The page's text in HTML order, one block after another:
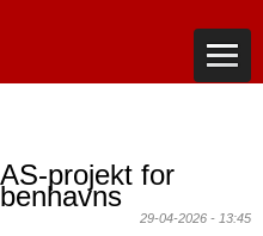
projekt for
29-04-2026 - 13:45